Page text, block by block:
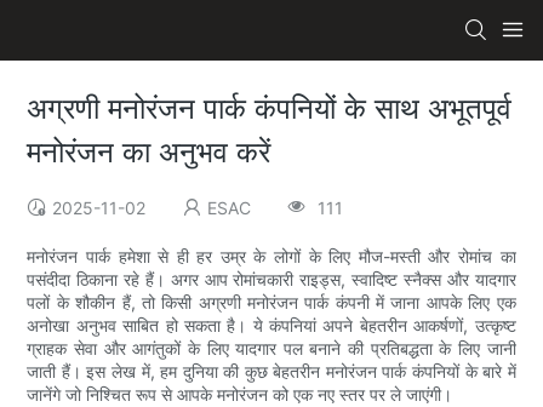
अग्रणी मनोरंजन पार्क कंपनियों के साथ अभूतपूर्व
मनोरंजन का अनुभव करें
2025-11-02 ESAC 111
मनोरंजन पार्क हमेशा से ही हर उम्र के लोगों के लिए मौज-मस्ती और रोमांच का
पसंदीदा ठिकाना रहे हैं। अगर आप रोमांचकारी राइड्स, स्वादिष्ट स्नैक्स और यादगार
पलों के शौकीन हैं, तो किसी अग्रणी मनोरंजन पार्क कंपनी में जाना आपके लिए एक
अनोखा अनुभव साबित हो सकता है। ये कंपनियां अपने बेहतरीन आकर्षणों, उत्कृष्ट
ग्राहक सेवा और आगंतुकों के लिए यादगार पल बनाने की प्रतिबद्धता के लिए जानी
जाती हैं। इस लेख में, हम दुनिया की कुछ बेहतरीन मनोरंजन पार्क कंपनियों के बारे में
जानेंगे जो निश्चित रूप से आपके मनोरंजन को एक नए स्तर पर ले जाएंगी।